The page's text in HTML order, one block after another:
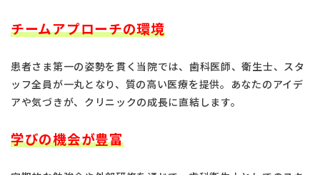
チームアプローチの環境
患者さま第一の姿勢を貫く当院では、歯科医師、衛生士、スタ
ッフ全員が一丸となり、質の高い医療を提供。あなたのアイデ
アや気づきが、クリニックの成長に直結します。
学びの機会が豊富